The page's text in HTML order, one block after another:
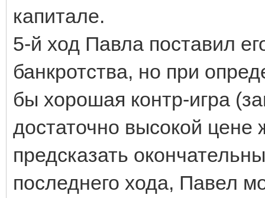
капитале.
5-й ход Павла поставил
банкротства, но при
бы хорошая контр-игра
достаточно высокой цене
предсказать
последнего хода, Павел